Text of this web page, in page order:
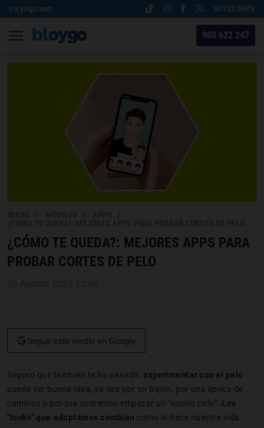
Ir a yoigo.com SOY CLIENTE
900 622 247
¿CÓMO TE QUEDA?: MEJORES APPS PARA
PROBAR CORTES DE PELO
Seguir este medio en Google
Seguro que también te ha pasado: experimentar con el pelo
puede ser buena idea, ya sea por un bajón, por una época de
cambios o porque queremos empezar un "nuevo ciclo". Los
"looks" que adoptamos cambian como lo hace nuestra vida.